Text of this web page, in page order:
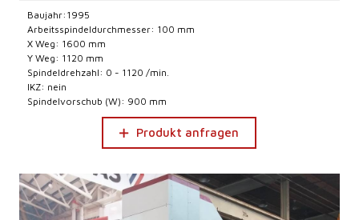
Baujahr:1995
Arbeitsspindeldurchmesser: 100 mm
X Weg: 1600 mm
Y Weg: 1120 mm
Spindeldrehzahl: 0 - 1120 /min.
IKZ: nein
Spindelvorschub (W): 900 mm
Produkt anfragen